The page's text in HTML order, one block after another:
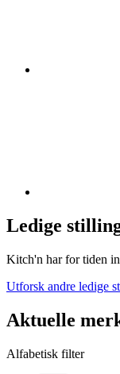
Ledige
Kitch'n har for tiden
Utforsk andre ledige
Aktuelle
Alfabetisk filter